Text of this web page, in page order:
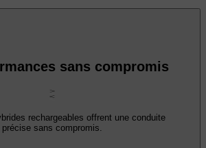
sans compromis
rechargeables offrent une conduite
précise sans compromis.